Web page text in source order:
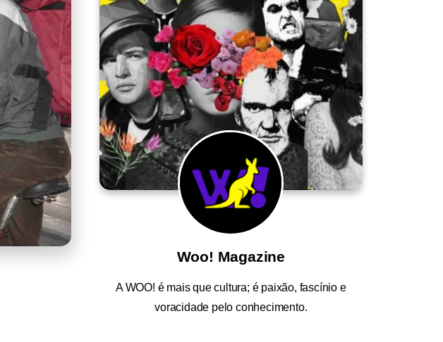
Woo! Magazine
AWOO! é mais que cultura; é paixão, fascínio e
voracidade pelo conhecimento.